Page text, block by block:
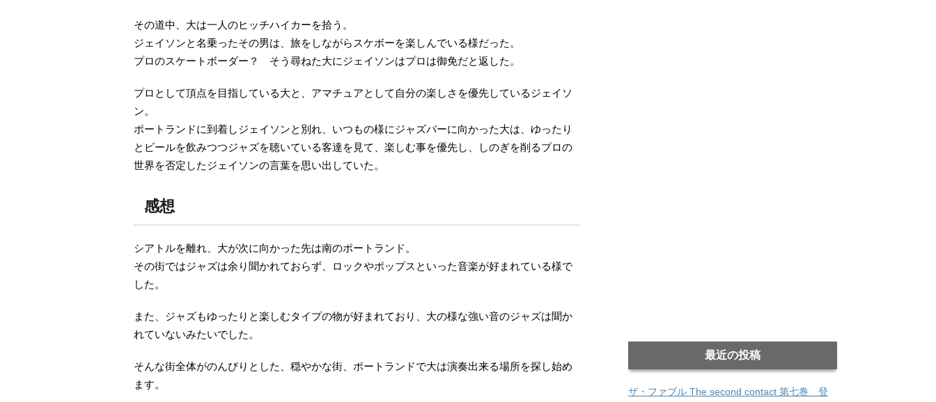
その道中、大は一人のヒッチハイカーを拾う。
ジェイソンと名乗ったその男は、旅をしながらスケボーを楽しんでいる様だった。
プロのスケートボーダー？ そう尋ねた大にジェイソンはプロは御免だと返した。
プロとして頂点を目指している大と、アマチュアとして自分の楽しさを優先しているジェイソ
ン。
ポートランドに到着しジェイソンと別れ、いつもの様にジャズバーに向かった大は、ゆったり
とビールを飲みつつジャズを聴いている客達を見て、楽しむ事を優先し、しのぎを削るプロの
世界を否定したジェイソンの言葉を思い出していた。
感想
シアトルを離れ、大が次に向かった先は南のポートランド。
その街ではジャズは余り聞かれておらず、ロックやポップスといった音楽が好まれている様で
した。
また、ジャズもゆったりと楽しむタイプの物が好まれており、大の様な強い音のジャズは聞か
れていないみたいでした。
そんな街全体がのんびりとした、穏やかな街、ポートランドで大は演奏出来る場所を探し始め
ます。
最近の投稿
ザ・ファブル The second contact 第七巻 登